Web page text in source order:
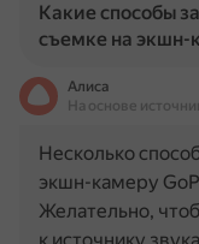
Какие способы
съемке на экшн-
Алиса
На основе
Несколько
экшн-камеру
Желательно,